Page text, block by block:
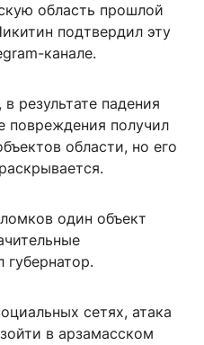
область прошлой
подтвердил эту
канале.
результате падения
повреждения получил
области, но его
один объект
сетях, атака
в арзамасском